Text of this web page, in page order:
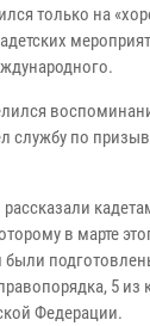
только на
службу по
в марте
5 из
Федерации.